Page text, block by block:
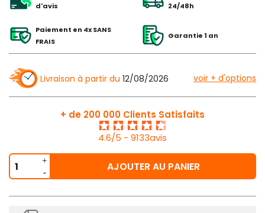
d'avis
24/48h
Paiement en 4x SANS
FRAIS
Garantie 1 an
Livraison à partir du 12/08/2026 voir + d'options
+ de 200 000 Clients Satisfaits
4.6/5 - 9133avis
AJOUTER AU PANIER